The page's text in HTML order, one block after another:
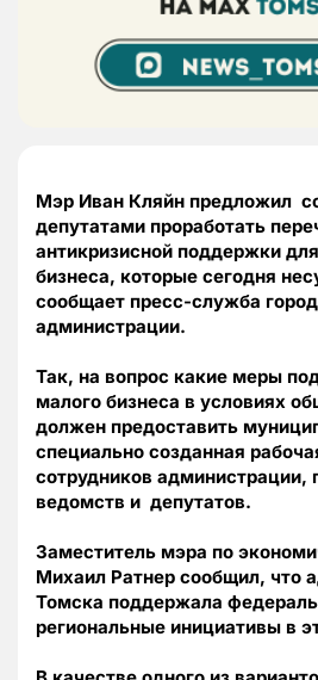
Мэр Иван Кляйн предложил
депутатами проработать
антикризисной поддержки
бизнеса, которые сегодня
сообщает пресс-служба
администрации.
Так, на вопрос какие меры
малого бизнеса в условиях
должен предоставить
специально созданная
сотрудников администрации,
ведомств и депутатов.
Заместитель мэра по
Михаил Ратнер сообщил, что
Томска поддержала
региональные инициативы в